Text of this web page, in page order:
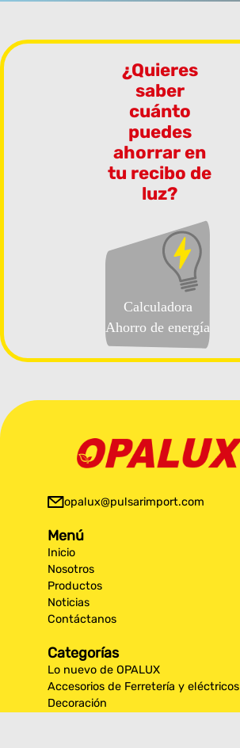
¿Quieres
saber
cuánto
puedes
ahorrar en
tu recibo de
luz?
Calculadora
Ahorro de energía
opalux@pulsarimport.com
Menú
Inicio
Nosotros
Productos
Noticias
Contáctanos
Categorías
Lo nuevo de OPALUX
Accesorios de Ferretería y eléctricos
Decoración